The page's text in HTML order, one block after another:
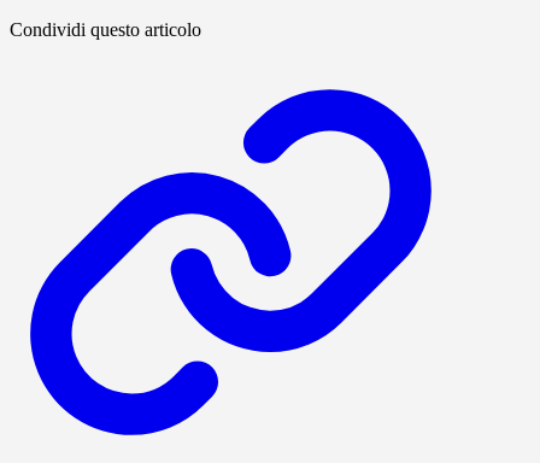
Condividi questo articolo